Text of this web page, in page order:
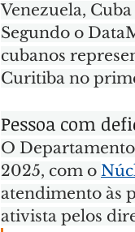
Venezuela,
Segundo o
cubanos
Curitiba no
Pessoa com
O
2025, com o
atendimento às
ativista pelos